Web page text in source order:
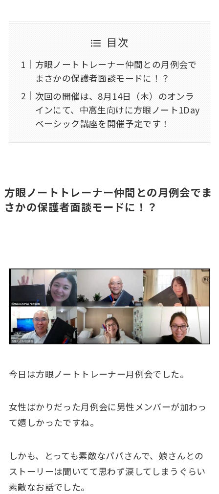
目次
方眼ノートトレーナー仲間との月例会で
まさかの保護者面談モードに！？
次回の開催は、8月14日（木）のオンラ
インにて、中高生向けに方眼ノート1Day
ベーシック講座を開催予定です！
方眼ノートトレーナー仲間との月例会でま
さかの保護者面談モードに！？
今日は方眼ノートトレーナー月例会でした。
女性ばかりだった月例会に男性メンバーが加わっ
て嬉しかったですね。
しかも、とっても素敵なパパさんで、娘さんとの
ストーリーは聞いてて思わず涙してしまうぐらい
素敵なお話でした。